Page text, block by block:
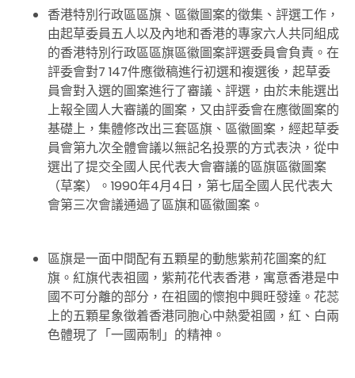
香港特別行政區區旗、區徽圖案的徵集、評選工作，
由起草委員五人以及內地和香港的專家六人共同組成
的香港特別行政區區旗區徽圖案評選委員會負責。在
評委會對7 147件應徵稿進行初選和複選後，起草委
員會對入選的圖案進行了審議、評選，由於未能選出
上報全國人大審議的圖案，又由評委會在應徵圖案的
基礎上，集體修改出三套區旗、區徽圖案，經起草委
員會第九次全體會議以無記名投票的方式表決，從中
選出了提交全國人民代表大會審議的區旗區徽圖案
（草案）。1990年4月4日，第七屆全國人民代表大
會第三次會議通過了區旗和區徽圖案。
區旗是一面中間配有五顆星的動態紫荊花圖案的紅
旗。紅旗代表祖國，紫荊花代表香港，寓意香港是中
國不可分離的部分，在祖國的懷抱中興旺發達。花蕊
上的五顆星象徵着香港同胞心中熱愛祖國，紅、白兩
色體現了「一國兩制」的精神。